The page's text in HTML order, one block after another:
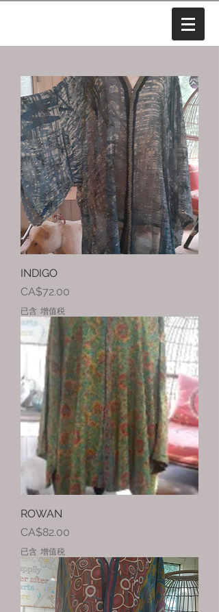
INDIGO
價格
CA$72.00
已含 增值税
ROWAN
價格
CA$82.00
已含 增值税